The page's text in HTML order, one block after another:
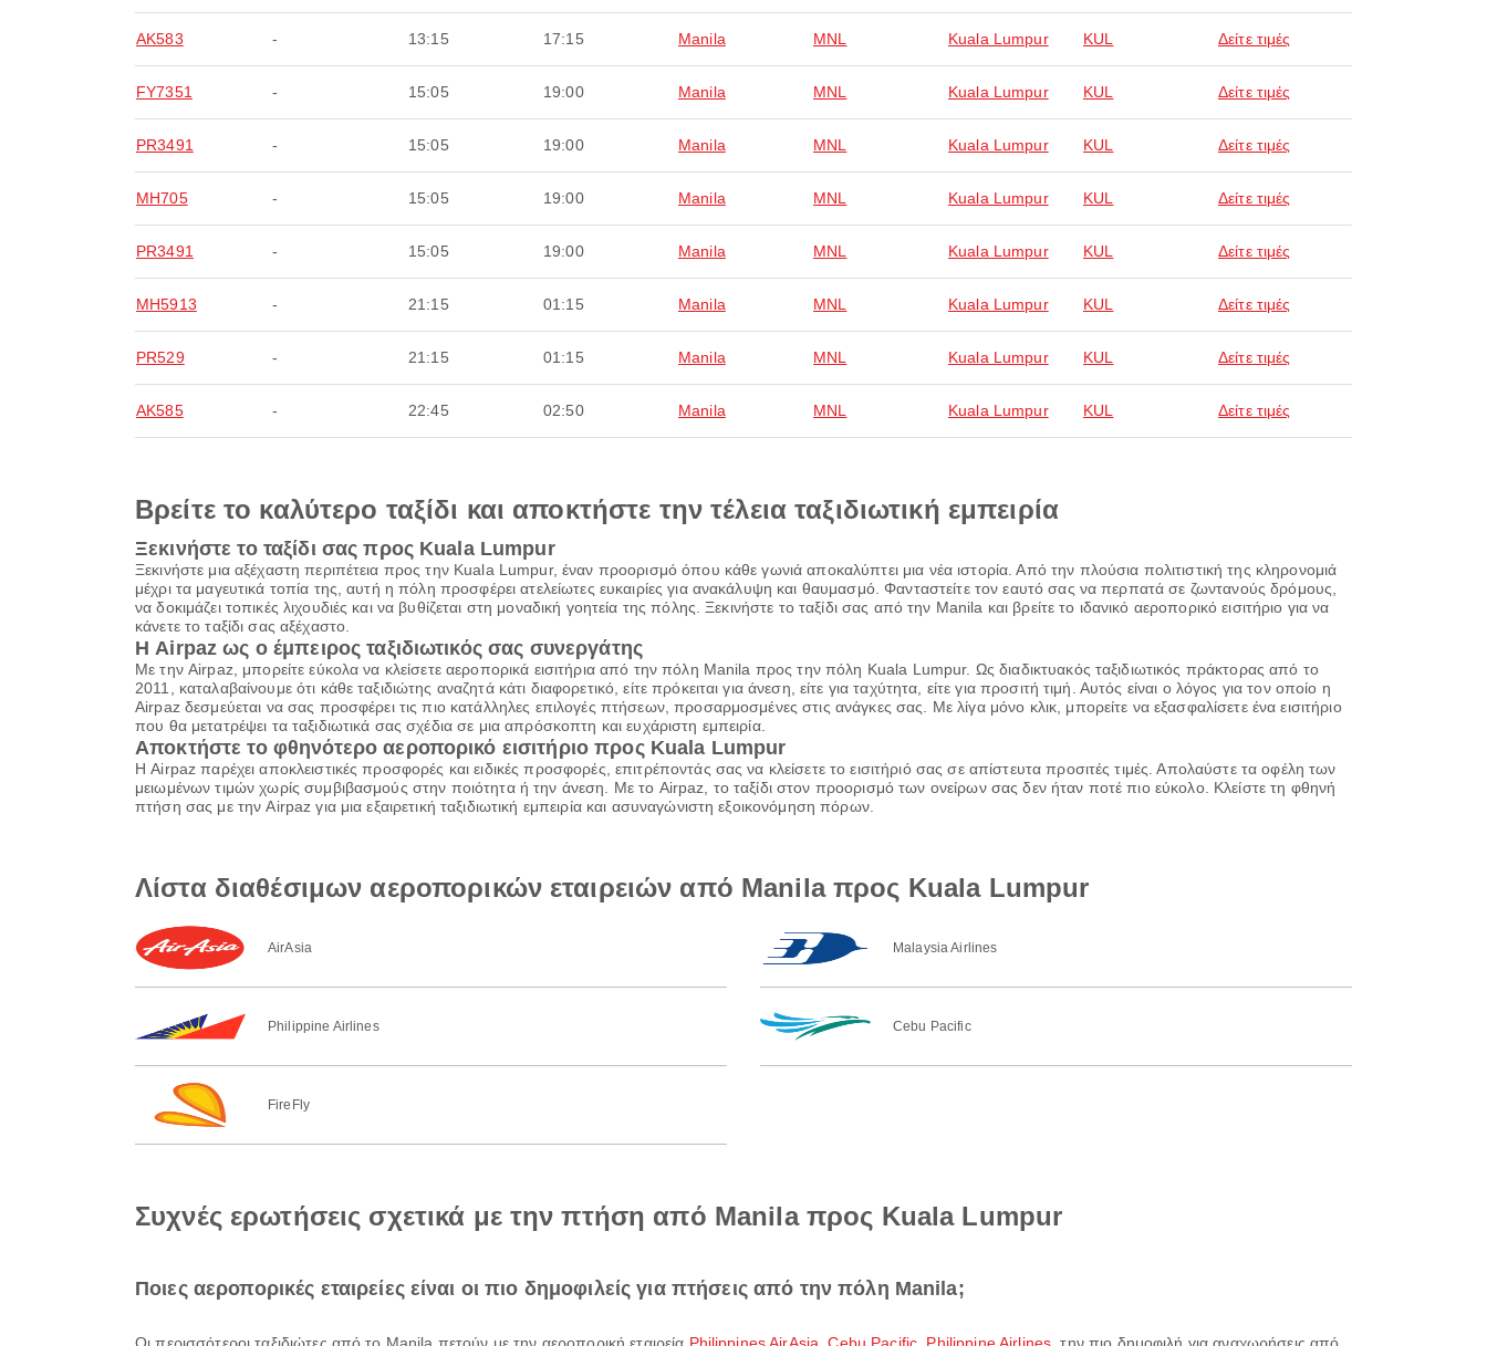
AK583 - 13:15 17:15 Manila MNL Kuala Lumpur KUL Δείτε τιμές
FY7351 - 15:05 19:00 Manila MNL Kuala Lumpur KUL Δείτε τιμές
PR3491 - 15:05 19:00 Manila MNL Kuala Lumpur KUL Δείτε τιμές
MH705 - 15:05 19:00 Manila MNL Kuala Lumpur KUL Δείτε τιμές
PR3491 - 15:05 19:00 Manila MNL Kuala Lumpur KUL Δείτε τιμές
MH5913 - 21:15 01:15 Manila MNL Kuala Lumpur KUL Δείτε τιμές
PR529 - 21:15 01:15 Manila MNL Kuala Lumpur KUL Δείτε τιμές
AK585 - 22:45 02:50 Manila MNL Kuala Lumpur KUL Δείτε τιμές
Βρείτε το καλύτερο ταξίδι και αποκτήστε την τέλεια ταξιδιωτική εμπειρία
Ξεκινήστε το ταξίδι σας προς Kuala Lumpur
Ξεκινήστε μια αξέχαστη περιπέτεια προς την Kuala Lumpur, έναν προορισμό όπου κάθε γωνιά αποκαλύπτει μια νέα ιστορία. Από την πλούσια πολιτιστική της κληρονομιά
μέχρι τα μαγευτικά τοπία της, αυτή η πόλη προσφέρει ατελείωτες ευκαιρίες για ανακάλυψη και θαυμασμό. Φανταστείτε τον εαυτό σας να περπατά σε ζωντανούς δρόμους,
να δοκιμάζει τοπικές λιχουδιές και να βυθίζεται στη μοναδική γοητεία της πόλης. Ξεκινήστε το ταξίδι σας από την Manila και βρείτε το ιδανικό αεροπορικό εισιτήριο για να
κάνετε το ταξίδι σας αξέχαστο.
Η Airpaz ως ο έμπειρος ταξιδιωτικός σας συνεργάτης
Με την Airpaz, μπορείτε εύκολα να κλείσετε αεροπορικά εισιτήρια από την πόλη Manila προς την πόλη Kuala Lumpur. Ως διαδικτυακός ταξιδιωτικός πράκτορας από το
2011, καταλαβαίνουμε ότι κάθε ταξιδιώτης αναζητά κάτι διαφορετικό, είτε πρόκειται για άνεση, είτε για ταχύτητα, είτε για προσιτή τιμή. Αυτός είναι ο λόγος για τον οποίο η
Airpaz δεσμεύεται να σας προσφέρει τις πιο κατάλληλες επιλογές πτήσεων, προσαρμοσμένες στις ανάγκες σας. Με λίγα μόνο κλικ, μπορείτε να εξασφαλίσετε ένα εισιτήριο
που θα μετατρέψει τα ταξιδιωτικά σας σχέδια σε μια απρόσκοπτη και ευχάριστη εμπειρία.
Αποκτήστε το φθηνότερο αεροπορικό εισιτήριο προς Kuala Lumpur
Η Airpaz παρέχει αποκλειστικές προσφορές και ειδικές προσφορές, επιτρέποντάς σας να κλείσετε το εισιτήριό σας σε απίστευτα προσιτές τιμές. Απολαύστε τα οφέλη των
μειωμένων τιμών χωρίς συμβιβασμούς στην ποιότητα ή την άνεση. Με το Airpaz, το ταξίδι στον προορισμό των ονείρων σας δεν ήταν ποτέ πιο εύκολο. Κλείστε τη φθηνή
πτήση σας με την Airpaz για μια εξαιρετική ταξιδιωτική εμπειρία και ασυναγώνιστη εξοικονόμηση πόρων.
Λίστα διαθέσιμων αεροπορικών εταιρειών από Manila προς Kuala Lumpur
AirAsia Malaysia Airlines
Philippine Airlines Cebu Pacific
FireFly
Συχνές ερωτήσεις σχετικά με την πτήση από Manila προς Kuala Lumpur
Ποιες αεροπορικές εταιρείες είναι οι πιο δημοφιλείς για πτήσεις από την πόλη Manila;